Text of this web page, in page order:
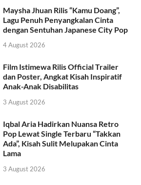
Maysha Jhuan Rilis “Kamu Doang”,
Lagu Penuh Penyangkalan Cinta
dengan Sentuhan Japanese City Pop
4 August 2026
Film Istimewa Rilis Official Trailer
dan Poster, Angkat Kisah Inspiratif
Anak-Anak Disabilitas
3 August 2026
Iqbal Aria Hadirkan Nuansa Retro
Pop Lewat Single Terbaru “Takkan
Ada”, Kisah Sulit Melupakan Cinta
Lama
3 August 2026